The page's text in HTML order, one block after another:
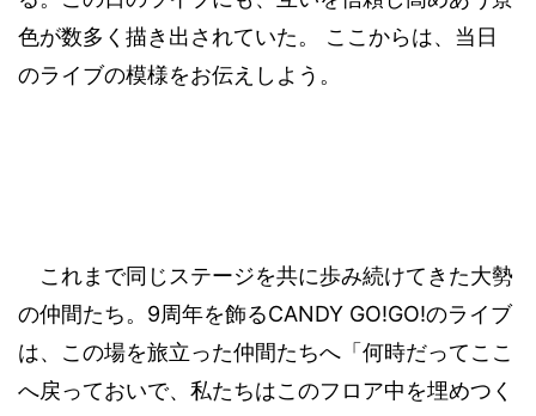
色が数多く描き出されていた。
ここからは、当日
のライブの模様をお伝えしよう。
これまで同じステージを共に歩み続けてきた大勢
の仲間たち。 9周年を飾るCANDY GO!GO!のライブ
は、この場を旅立った仲間たちへ「何時だってここ
へ戻っておいで、私たちはこのフロア中を埋めつく